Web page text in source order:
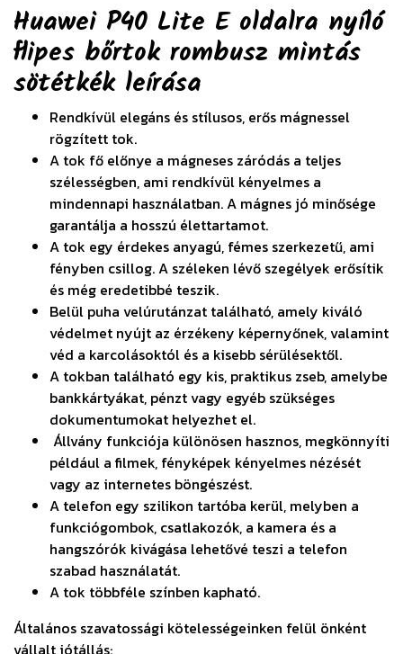
Huawei P40 Lite E oldalra nyíló
flipes bőrtok rombusz mintás
sötétkék leírása
Rendkívül elegáns és stílusos, erős mágnessel
rögzített tok.
A tok fő előnye a mágneses záródás a teljes
szélességben, ami rendkívül kényelmes a
mindennapi használatban. A mágnes jó minősége
garantálja a hosszú élettartamot.
A tok egy érdekes anyagú, fémes szerkezetű, ami
fényben csillog. A széleken lévő szegélyek erősítik
és még eredetibbé teszik.
Belül puha velúrutánzat található, amely kiváló
védelmet nyújt az érzékeny képernyőnek, valamint
véd a karcolásoktól és a kisebb sérülésektől.
A tokban található egy kis, praktikus zseb, amelybe
bankkártyákat, pénzt vagy egyéb szükséges
dokumentumokat helyezhet el.
Állvány funkciója különösen hasznos, megkönnyíti
például a filmek, fényképek kényelmes nézését
vagy az internetes böngészést.
A telefon egy szilikon tartóba kerül, melyben a
funkciógombok, csatlakozók, a kamera és a
hangszórók kivágása lehetővé teszi a telefon
szabad használatát.
A tok többféle színben kapható.
Általános szavatossági kötelességeinken felül önként
vállalt jótállás: